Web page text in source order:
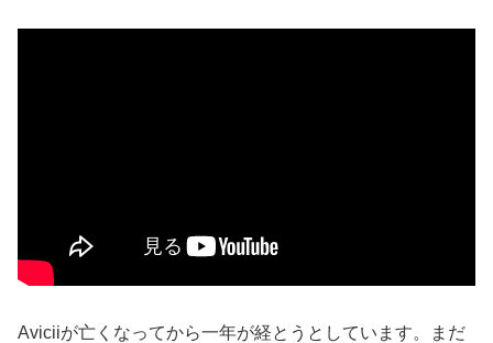
Aviciiが亡くなってから一年が経とうとしています。まだ